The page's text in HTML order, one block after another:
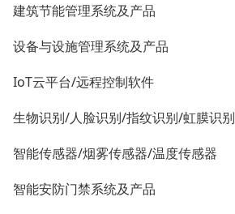
建筑节能管理系统及产品
设备与设施管理系统及产品
IoT云平台/远程控制软件
生物识别/人脸识别/指纹识别/虹膜识别
智能传感器/烟雾传感器/温度传感器
智能安防门禁系统及产品